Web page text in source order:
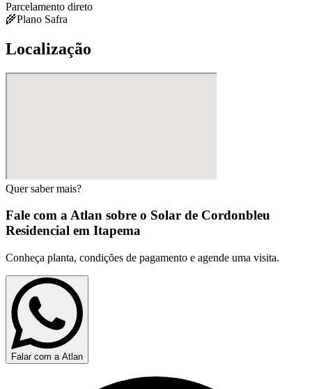
Parcelamento direto
🌾Plano Safra
Localização
Quer saber mais?
Fale com a Atlan sobre o Solar de Cordonbleu
Residencial em Itapema
Conheça planta, condições de pagamento e agende uma visita.
Falar com a Atlan